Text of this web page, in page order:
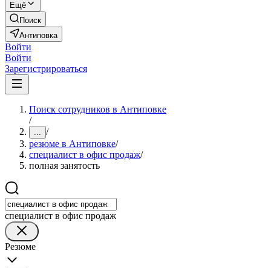
Ещё
Поиск
Антиповка
Войти
Войти
Зарегистрироваться
Поиск сотрудников в Антиповке
/
... /
резюме в Антиповке/
специалист в офис продаж/
полная занятость
специалист в офис продаж
Резюме